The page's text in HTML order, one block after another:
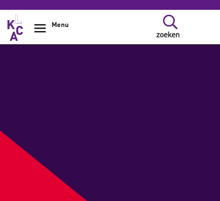
Overslaan en naar de inhoud gaan
zoeken
Menu